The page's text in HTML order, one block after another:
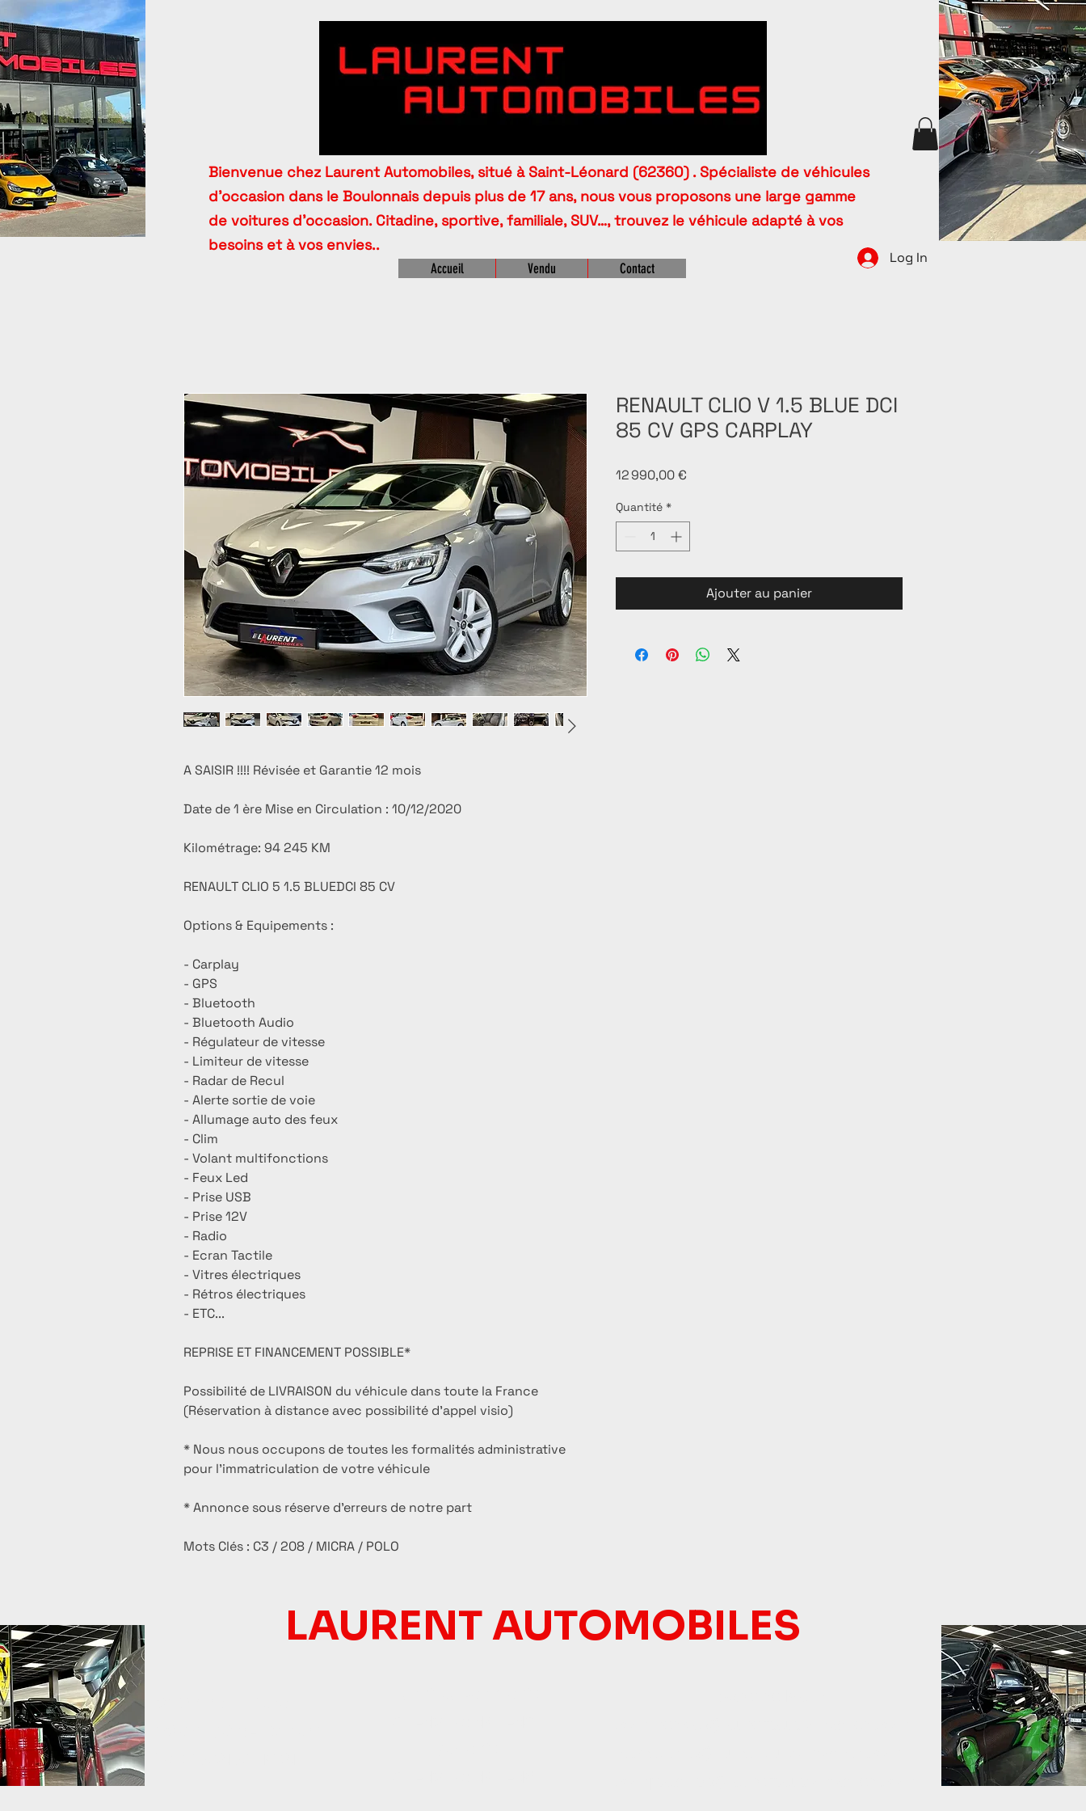
Log In
Bienvenue chez Laurent Automobiles, situé à Saint-Léonard (62360) . Spécialiste de véhicules
d’occasion dans le Boulonnais depuis plus de 17 ans, nous vous proposons une large gamme
de voitures d’occasion. Citadine, sportive, familiale, SUV…, trouvez le véhicule adapté à vos
besoins et à vos envies..
Accueil Vendu Contact
A SAISIR !!!! Révisée et Garantie 12 mois
Date de 1 ère Mise en Circulation : 10/12/2020
Kilométrage: 94 245 KM
RENAULT CLIO 5 1.5 BLUEDCI 85 CV
Options & Equipements :
- Carplay
- GPS
- Bluetooth
- Bluetooth Audio
- Régulateur de vitesse
- Limiteur de vitesse
- Radar de Recul
- Alerte sortie de voie
- Allumage auto des feux
- Clim
- Volant multifonctions
- Feux Led
- Prise USB
- Prise 12V
- Radio
- Ecran Tactile
- Vitres électriques
- Rétros électriques
- ETC...
REPRISE ET FINANCEMENT POSSIBLE*
Possibilité de LIVRAISON du véhicule dans toute la France
(Réservation à distance avec possibilité d'appel visio)
* Nous nous occupons de toutes les formalités administrative
pour l'immatriculation de votre véhicule
* Annonce sous réserve d'erreurs de notre part
Mots Clés : C3 / 208 / MICRA / POLO
RENAULT CLIO V 1.5 BLUE DCI
85 CV GPS CARPLAY
12 990,00 €
Quantité *
Ajouter au panier
LAURENT AUTOMOBILES